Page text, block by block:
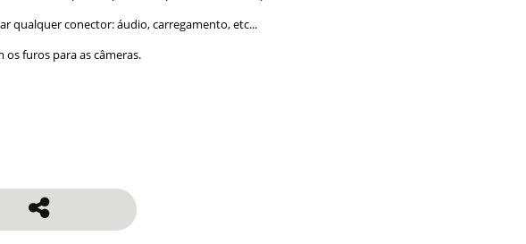
qualquer conector: áudio, carregamento, etc...
furos para as câmeras.